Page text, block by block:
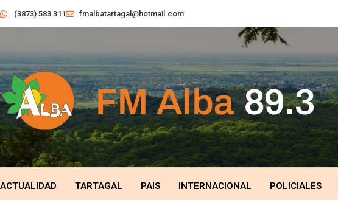
(3873) 583 311 fmalbatartagal@hotmail.com
ACTUALIDAD TARTAGAL PAIS INTERNACIONAL POLICIALES